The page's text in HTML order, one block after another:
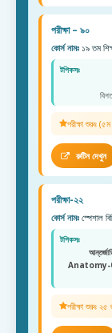
পরীক্ষা – ৯০
কোর্স নামঃ ১৯ তম
টপিকসঃ
পরীক্ষা শুরুঃ
রুটিন দেখুন
পরীক্ষা-২২
কোর্স নামঃ স্পেশাল
টপিকসঃ
Anatomy-
পরীক্ষা শুরুঃ